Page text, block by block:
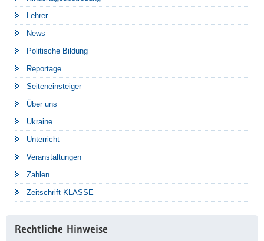
Lehrer
News
Politische Bildung
Reportage
Seiteneinsteiger
Über uns
Ukraine
Unterricht
Veranstaltungen
Zahlen
Zeitschrift KLASSE
Rechtliche Hinweise